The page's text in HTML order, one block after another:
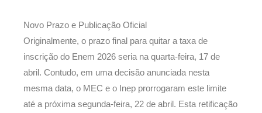
Novo Prazo e Publicação Oficial
Originalmente, o prazo final para quitar a taxa de
inscrição do Enem 2026 seria na quarta-feira, 17 de
abril. Contudo, em uma decisão anunciada nesta
mesma data, o MEC e o Inep prorrogaram este limite
até a próxima segunda-feira, 22 de abril. Esta retificação